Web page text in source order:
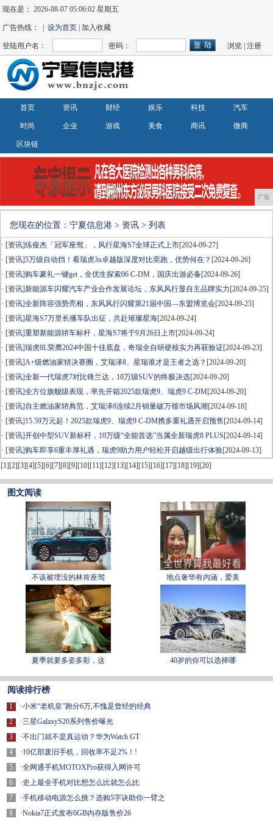
现在是：2026-08-07 05:06:02 星期五
广告热线： |设为首页 | 加入收藏
登陆用户名： 密码： 浏览 |注册
首页 资讯 财经 娱乐 科技 汽车
时尚 企业 游戏 美食 商讯 微商
区块链
广告
您现在的位置： 宁夏信息港 > 资讯 > 列表
· [资讯]练俊杰「冠军座驾」，风行星海S7全球正式上市[2024-09-27]
· [资讯]5万级自动挡！看瑞虎3x卓越版深度对比奕跑，优势何在？ [2024-09-26]
· [资讯]购车豪礼一键get，全优生探索06 C-DM，国庆出游必备[2024-09-26]
· [资讯]新能源车闪耀汽车产业合作发展论坛，东风风行显自主品牌实力[2024-09-25]
· [资讯]全新阵容强势亮相，东风风行闪耀第21届中国—东盟博览会[2024-09-25]
· [资讯]星海S7万里长播车队出征，共赴璀璨星海[2024-09-24]
· [资讯]重塑新能源轿车标杆，星海S7将于9月26日上市[2024-09-24]
· [资讯]瑞虎8L荣膺2024中国十佳底盘，奇瑞全自研硬核实力再获验证[2024-09-23]
· [资讯]A+级燃油家轿决赛圈，艾瑞泽8、星瑞谁才是王者之选？ [2024-09-20]
· [资讯]全新一代瑞虎7对比锋兰达，10万级SUV的终极决选[2024-09-20]
· [资讯]全方位旗舰级表现，率先开箱2025款瑞虎9、瑞虎9 C-DM[2024-09-20]
· [资讯]自主燃油家轿典范，艾瑞泽8连续2月销量破万领市场风潮[2024-09-18]
· [资讯]15.59万元起！2025款瑞虎9、瑞虎9 C-DM携多重礼遇开启预售[2024-09-14]
· [资讯]开创中型SUV新标杆，10万级“全能首选”当属全新瑞虎8 PLUS[2024-09-14]
· [资讯]购车即享6重丰厚礼遇，瑞虎9助力用户轻松开启越级出行体验[2024-09-13]
[1][2][3][4][5][6][7][8][9][10][11][12][13][14][15][16][17][18][19][20]
图文阅读
不该被埋没的林肯座驾 地点奢华有内涵，爱美
夏季就要多姿多彩，这 40岁的你可以选择哪
阅读排行榜
1
2
3
4
5
6
7
8
·小米“老机皇”跑分6万,不愧是曾经的经典
·三星GalaxyS20系列售价曝光
·不出门就不是真运动？华为Watch GT
·10亿部废旧手机，回收率不足2%！!
·全网通手机MOTOXPro获得入网许可
·史上最全手机对比想怎么比就怎么比
·手机移动电源怎么挑？选购5字诀助你一臂之
·Nokia7正式发布6GB内存版售价26